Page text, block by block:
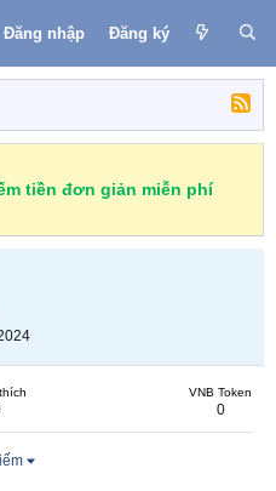
Đăng nhập Đăng ký
tiền đơn giản miễn phí
VNB Token
0